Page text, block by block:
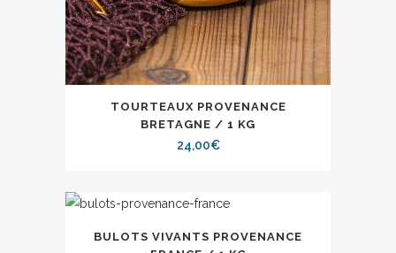
TOURTEAUX PROVENANCE
BRETAGNE / 1 KG
24,00€
BULOTS VIVANTS PROVENANCE